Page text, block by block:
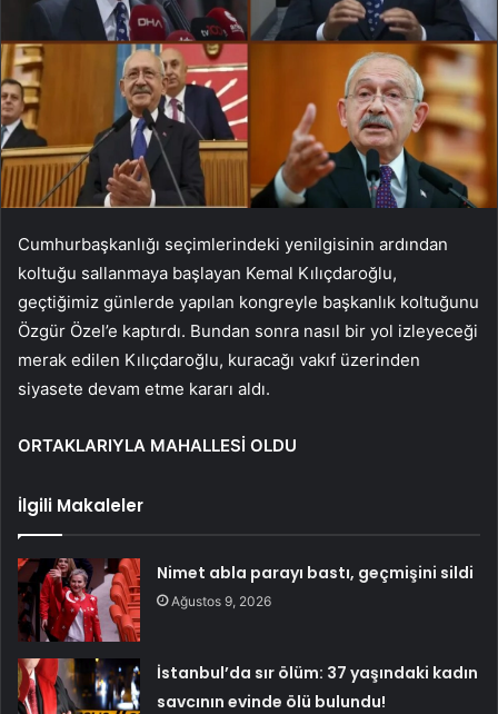
Cumhurbaşkanlığı seçimlerindeki yenilgisinin ardından
koltuğu sallanmaya başlayan Kemal Kılıçdaroğlu,
geçtiğimiz günlerde yapılan kongreyle başkanlık koltuğunu
Özgür Özel’e kaptırdı. Bundan sonra nasıl bir yol izleyeceği
merak edilen Kılıçdaroğlu, kuracağı vakıf üzerinden
siyasete devam etme kararı aldı.
ORTAKLARIYLA MAHALLESİ OLDU
İlgili Makaleler
Nimet abla parayı bastı, geçmişini sildi
Ağustos 9, 2026
İstanbul’da sır ölüm: 37 yaşındaki kadın
savcının evinde ölü bulundu!